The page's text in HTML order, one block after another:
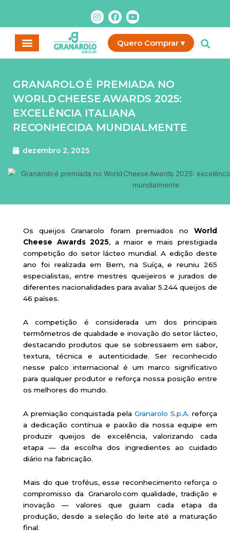
o
conteúdo
I
n
s
a
g
m
F
a
c
e
b
o
Y
o
u
u
b
Quero Comprar ▾
GRANAROLO É PREMIADA NO
WORLD CHEESE AWARDS 2025:
EXCELÊNCIA ITALIANA
RECONHECIDA MUNDIALMENTE
dezembro 2, 2025
Os queijos Granarolo foram premiados no World
Cheese Awards 2025, a maior e mais prestigiada
competição do setor lácteo mundial. A edição deste
ano foi realizada em Bern, na Suíça, e reuniu 265
especialistas, entre mestres queijeiros e jurados de
diferentes nacionalidades para avaliar 5.244 queijos de
46 países.
A competição é considerada um dos principais
termômetros de qualidade e inovação do setor lácteo,
destacando produtos que se sobressaem em sabor,
textura, técnica e autenticidade. Ser reconhecido
nesse palco internacional é um marco significativo
para qualquer produtor e reforça nossa posição entre
os melhores do mundo.
A premiação conquistada pela Granarolo S.p.A. reforça
a dedicação contínua e paixão da nossa equipe em
produzir queijos de excelência, valorizando cada
etapa — da escolha dos ingredientes ao cuidado
diário na fabricação.
Mais do que troféus, esse reconhecimento reforça o
compromisso da Granarolo com qualidade, tradição e
inovação — valores que guiam cada etapa da
produção, desde a seleção do leite até a maturação
final.